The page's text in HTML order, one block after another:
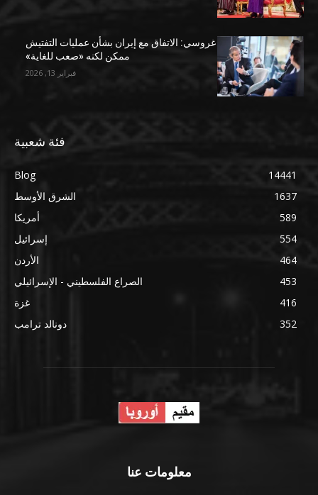
غروسي: الاتفاق مع إيران بشأن عمليات التفتيش
ممكن لكنه «صعب للغاية»
فبراير 13, 2026
فئة شعبية
Blog
14441
الشرق الأوسط
1637
أمريكا
589
إسرائيل
554
الأردن
464
الصراع الفلسطيني - الإسرائيلي
453
غزة
416
دونالد ترامب
352
معلومات عنا